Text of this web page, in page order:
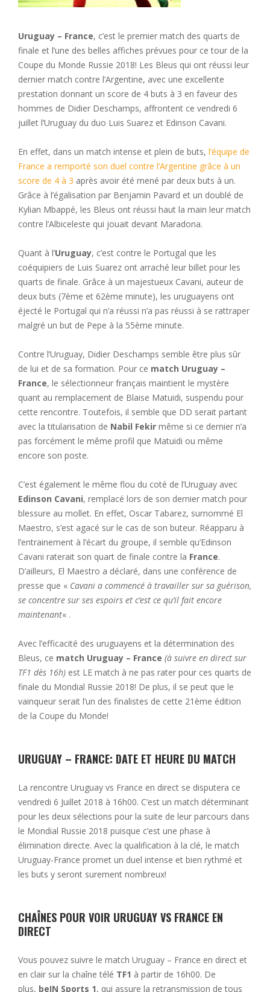
Uruguay – France, c’est le premier match des quarts de
finale et l’une des belles affiches prévues pour ce tour de la
Coupe du Monde Russie 2018! Les Bleus qui ont réussi leur
dernier match contre l’Argentine, avec une excellente
prestation donnant un score de 4 buts à 3 en faveur des
hommes de Didier Deschamps, affrontent ce vendredi 6
juillet l’Uruguay du duo Luis Suarez et Edinson Cavani.
En effet, dans un match intense et plein de buts, l’équipe de
France a remporté son duel contre l’Argentine grâce à un
score de 4 à 3 après avoir été mené par deux buts à un.
Grâce à l’égalisation par Benjamin Pavard et un doublé de
Kylian Mbappé, les Bleus ont réussi haut la main leur match
contre l’Albiceleste qui jouait devant Maradona.
Quant à l’Uruguay, c’est contre le Portugal que les
coéquipiers de Luis Suarez ont arraché leur billet pour les
quarts de finale. Grâce à un majestueux Cavani, auteur de
deux buts (7ème et 62ème minute), les uruguayens ont
éjecté le Portugal qui n’a réussi n’a pas réussi à se rattraper
malgré un but de Pepe à la 55ème minute.
Contre l’Uruguay, Didier Deschamps semble être plus sûr
de lui et de sa formation. Pour ce match Uruguay –
France, le sélectionneur français maintient le mystère
quant au remplacement de Blaise Matuidi, suspendu pour
cette rencontre. Toutefois, il semble que DD serait partant
avec la titularisation de Nabil Fekir même si ce dernier n’a
pas forcément le même profil que Matuidi ou même
encore son poste.
C’est également le même flou du coté de l’Uruguay avec
Edinson Cavani, remplacé lors de son dernier match pour
blessure au mollet. En effet, Oscar Tabarez, surnommé El
Maestro, s’est agacé sur le cas de son buteur. Réapparu à
l’entrainement à l’écart du groupe, il semble qu’Edinson
Cavani raterait son quart de finale contre la France.
D’ailleurs, El Maestro a déclaré, dans une conférence de
presse que « Cavani a commencé à travailler sur sa guérison,
se concentre sur ses espoirs et c’est ce qu’il fait encore
maintenant« .
Avec l’efficacité des uruguayens et la détermination des
Bleus, ce match Uruguay – France (à suivre en direct sur
TF1 dès 16h) est LE match à ne pas rater pour ces quarts de
finale du Mondial Russie 2018! De plus, il se peut que le
vainqueur serait l’un des finalistes de cette 21ème édition
de la Coupe du Monde!
URUGUAY – FRANCE: DATE ET HEURE DU MATCH
La rencontre Uruguay vs France en direct se disputera ce
vendredi 6 Juillet 2018 à 16h00. C’est un match déterminant
pour les deux sélections pour la suite de leur parcours dans
le Mondial Russie 2018 puisque c’est une phase à
élimination directe. Avec la qualification à la clé, le match
Uruguay-France promet un duel intense et bien rythmé et
les buts y seront surement nombreux!
CHAÎNES POUR VOIR URUGUAY VS FRANCE EN
DIRECT
Vous pouvez suivre le match Uruguay – France en direct et
en clair sur la chaîne télé TF1 à partir de 16h00. De
plus, beIN Sports 1, qui assure la retransmission de tous